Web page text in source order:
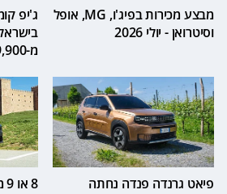
מבצע מכירות בפיג'ו, MG, אופל
וסיטרואן - יולי 2026
מ-209,900 שקל
פיאט גרנדה פנדה נחתה